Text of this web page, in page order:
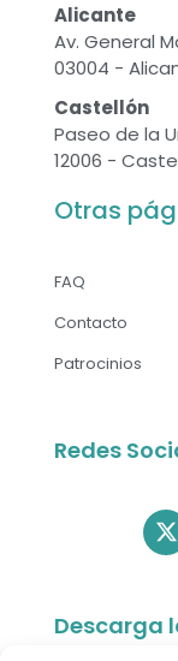
Alicante
Av. General
03004 -
Castellón
Paseo de la
12006 -
Otras
FAQ
Contacto
Patrocinios
Redes
Descarga